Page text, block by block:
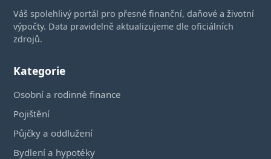
Váš spolehlivý portál pro přesné finanční, daňové a životní
výpočty. Data pravidelně aktualizujeme dle oficiálních
zdrojů.
Kategorie
Osobní a rodinné finance
Pojištění
Půjčky a oddlužení
Bydlení a hypotéky